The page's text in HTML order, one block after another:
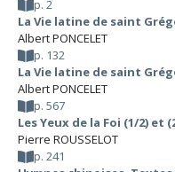
p. 2
La Vie latine de saint
Albert PONCELET
p. 132
La Vie latine de saint
Albert PONCELET
p. 567
Les Yeux de la Foi (1/2) et
Pierre ROUSSELOT
p. 241